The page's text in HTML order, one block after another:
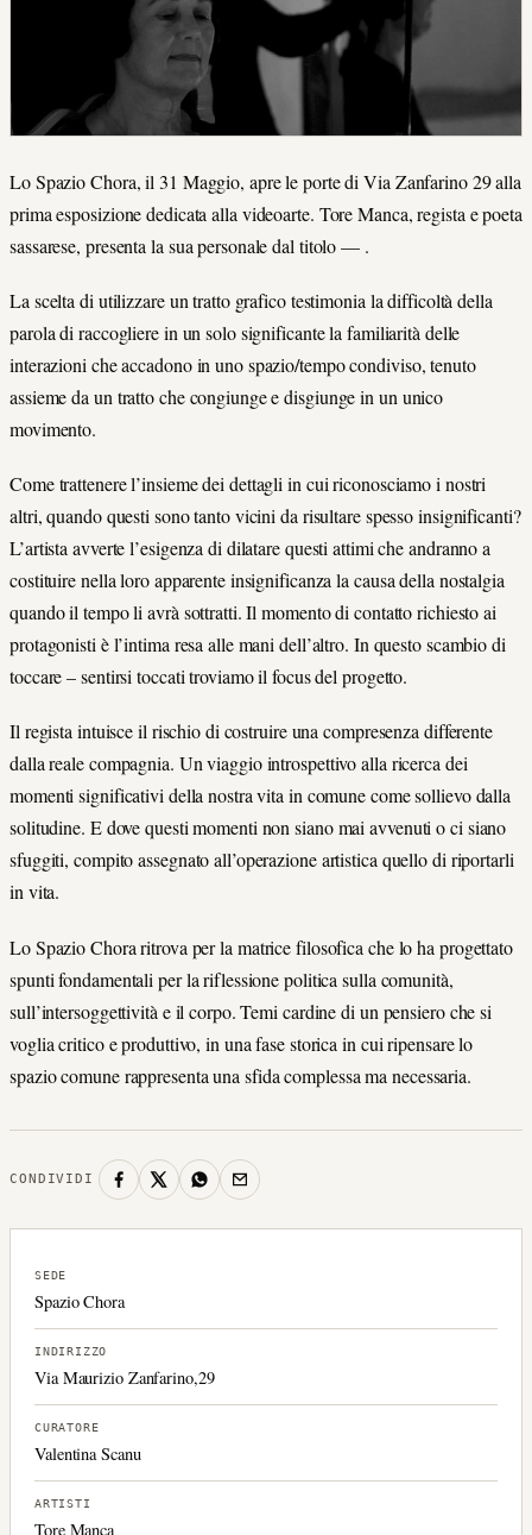
Lo Spazio Chora, il 31 Maggio, apre le porte di Via Zanfarino 29 alla
prima esposizione dedicata alla videoarte. Tore Manca, regista e poeta
sassarese, presenta la sua personale dal titolo — .
La scelta di utilizzare un tratto grafico testimonia la difficoltà della
parola di raccogliere in un solo significante la familiarità delle
interazioni che accadono in uno spazio/tempo condiviso, tenuto
assieme da un tratto che congiunge e disgiunge in un unico
movimento.
Come trattenere l’insieme dei dettagli in cui riconosciamo i nostri
altri, quando questi sono tanto vicini da risultare spesso insignificanti?
L’artista avverte l’esigenza di dilatare questi attimi che andranno a
costituire nella loro apparente insignificanza la causa della nostalgia
quando il tempo li avrà sottratti. Il momento di contatto richiesto ai
protagonisti è l’intima resa alle mani dell’altro. In questo scambio di
toccare – sentirsi toccati troviamo il focus del progetto.
Il regista intuisce il rischio di costruire una compresenza differente
dalla reale compagnia. Un viaggio introspettivo alla ricerca dei
momenti significativi della nostra vita in comune come sollievo dalla
solitudine. E dove questi momenti non siano mai avvenuti o ci siano
sfuggiti, compito assegnato all’operazione artistica quello di riportarli
in vita.
Lo Spazio Chora ritrova per la matrice filosofica che lo ha progettato
spunti fondamentali per la riflessione politica sulla comunità,
sull’intersoggettività e il corpo. Temi cardine di un pensiero che si
voglia critico e produttivo, in una fase storica in cui ripensare lo
spazio comune rappresenta una sfida complessa ma necessaria.
CONDIVIDI
SEDE
Spazio Chora
INDIRIZZO
Via Maurizio Zanfarino,29
CURATORE
Valentina Scanu
ARTISTI
Tore Manca